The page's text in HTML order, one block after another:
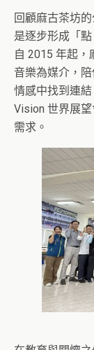
回顧麻古茶坊
是逐步形成「
自 2015 年起
音樂為媒介，
情感中找到連
Vision 世界展
需求。